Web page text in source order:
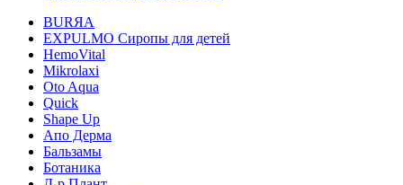
BURЯA
EXPULMO Сиропы для детей
HemoVital
Mikrolaxi
Oto Aqua
Quick
Shape Up
Апо Дерма
Бальзамы
Ботаника